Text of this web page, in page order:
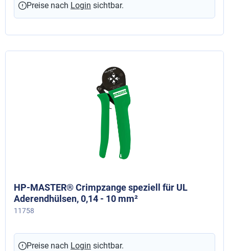
Preise nach Login sichtbar.
HP-MASTER® Crimpzange speziell für UL
Aderendhülsen, 0,14 - 10 mm²
11758
Preise nach Login sichtbar.